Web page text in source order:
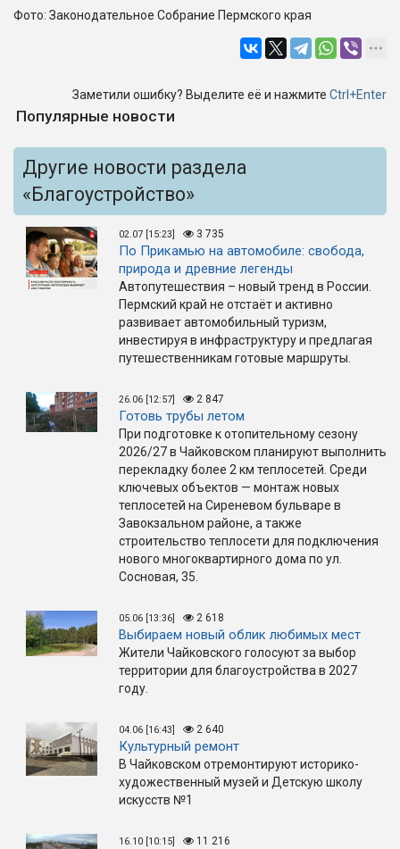
Фото: Законодательное Собрание Пермского края
Заметили ошибку? Выделите её и нажмите Ctrl+Enter
Популярные новости
Другие новости раздела
«Благоустройство»
02.07 [15:23] 3 735
По Прикамью на автомобиле: свобода,
природа и древние легенды
Автопутешествия – новый тренд в России.
Пермский край не отстаёт и активно
развивает автомобильный туризм,
инвестируя в инфраструктуру и предлагая
путешественникам готовые маршруты.
26.06 [12:57] 2 847
Готовь трубы летом
При подготовке к отопительному сезону
2026/27 в Чайковском планируют выполнить
перекладку более 2 км теплосетей. Среди
ключевых объектов — монтаж новых
теплосетей на Сиреневом бульваре в
Завокзальном районе, а также
строительство теплосети для подключения
нового многоквартирного дома по ул.
Сосновая, 35.
05.06 [13:36] 2 618
Выбираем новый облик любимых мест
Жители Чайковского голосуют за выбор
территории для благоустройства в 2027
году.
04.06 [16:43] 2 640
Культурный ремонт
В Чайковском отремонтируют историко-
художественный музей и Детскую школу
искусств №1
16.10 [10:15] 11 216